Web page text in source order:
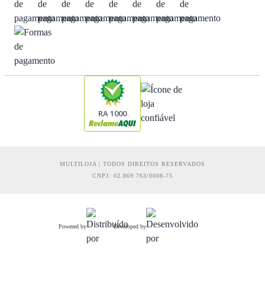
RA 1000
MULTILOJA | TODOS DIREITOS RESERVADOS
CNPJ: 02.869.763/0008-75
Powered by Developed by